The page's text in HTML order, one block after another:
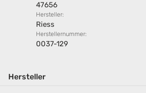
47656
Hersteller:
Riess
Herstellernummer:
0037-129
Hersteller